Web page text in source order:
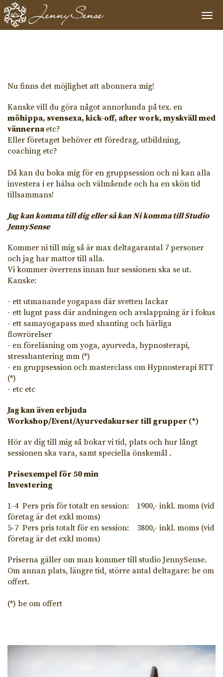
Nu finns det möjlighet att abonnera mig!
Kanske vill du göra något annorlunda på tex. en
möhippa, svensexa, kick-off, after work, myskväll med
vännerna etc?
Eller företaget behöver ett föredrag, utbildning,
coaching etc?
Då kan du boka mig för en gruppsession och ni kan alla
investera i er hälsa och välmående och ha en skön tid
tillsammans!
Jag kan komma till dig eller så kan Ni komma till Studio
JennySense
Kommer ni till mig så är max deltagarantal 7 personer
och jag har mattor till alla.
Vi kommer överrens innan hur sessionen ska se ut.
Kanske:
- ett utmanande yogapass där svetten lackar
- ett lugnt pass där andningen och avslappning är i fokus
- ett samayogapass med shanting och härliga
flowrörelser
- en föreläsning om yoga, ayurveda, hypnosterapi,
stresshantering mm (*)
- en gruppsession och masterclass om Hypnosterapi RTT
(*)
- etc etc
Jag kan även erbjuda
Workshop/Event/Ayurvedakurser till grupper (*)
Hör av dig till mig så bokar vi tid, plats och hur långt
sessionen ska vara, samt speciella önskemål .
Prisexempel för 50 min
Investering
1-4 Pers pris för totalt en session: 1900,- inkl. moms (vid
företag är det exkl moms)
5-7 Pers pris totalt för en session: 3800,- inkl. moms (vid
företag är det exkl moms)
Priserna gäller om man kommer till studio JennySense.
Om annan plats, längre tid, större antal deltagare: be om
offert.
(*) be om offert